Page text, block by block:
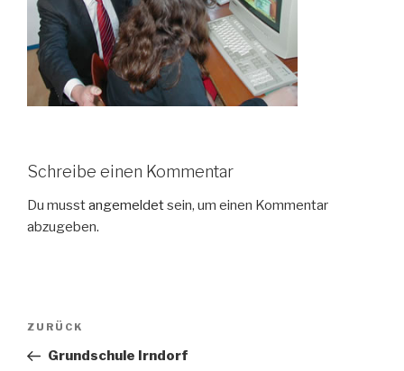
Schreibe einen Kommentar
Du musstangemeldetsein, um einen Kommentar
abzugeben.
Beitragsnavigation
Vorheriger
Beitrag
ZURÜCK
Grundschule Irndorf